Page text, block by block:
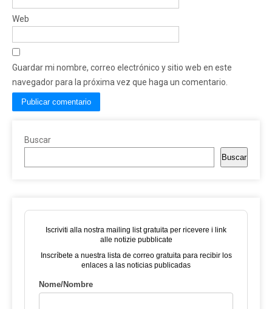
Web
Guardar mi nombre, correo electrónico y sitio web en este
navegador para la próxima vez que haga un comentario.
Buscar
Buscar
Iscriviti alla nostra mailing list gratuita per ricevere i link
alle notizie pubblicate
Inscríbete a nuestra lista de correo gratuita para recibir los
enlaces a las noticias publicadas
Nome/Nombre